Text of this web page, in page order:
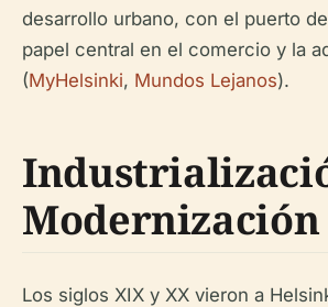
desarrollo urbano, con el puerto
papel central en el comercio y la
(MyHelsinki, Mundos Lejanos).
Modernización
Los siglos XIX y XX vieron a